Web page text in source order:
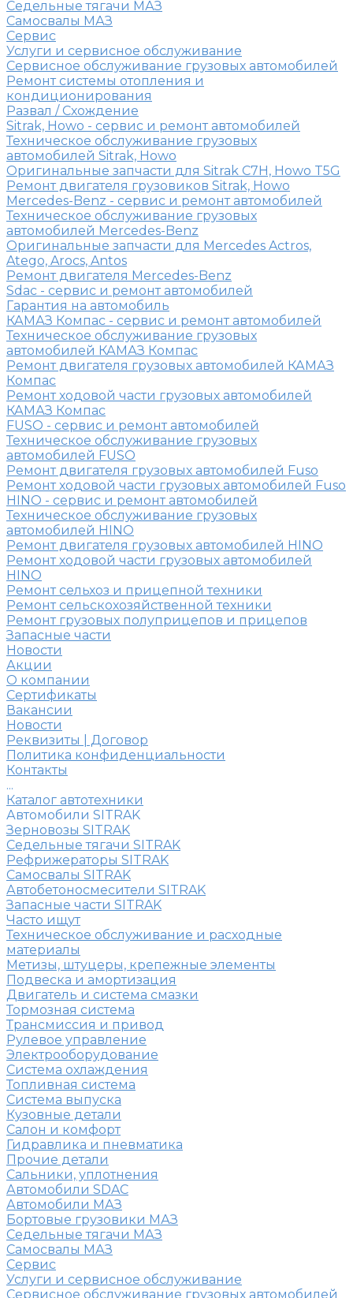
Седельные тягачи МАЗ
Самосвалы МАЗ
Сервис
Услуги и сервисное обслуживание
Сервисное обслуживание грузовых автомобилей
Ремонт системы отопления и
кондиционирования
Развал / Схождение
Sitrak, Howo - сервис и ремонт автомобилей
Техническое обслуживание грузовых
автомобилей Sitrak, Howo
Оригинальные запчасти для Sitrak C7H, Howo T5G
Ремонт двигателя грузовиков Sitrak, Howo
Mercedes-Benz - сервис и ремонт автомобилей
Техническое обслуживание грузовых
автомобилей Mercedes-Benz
Оригинальные запчасти для Mercedes Actros,
Atego, Arocs, Antos
Ремонт двигателя Mercedes-Benz
Sdac - сервис и ремонт автомобилей
Гарантия на автомобиль
КАМАЗ Компас - сервис и ремонт автомобилей
Техническое обслуживание грузовых
автомобилей КАМАЗ Компас
Ремонт двигателя грузовых автомобилей КАМАЗ
Компас
Ремонт ходовой части грузовых автомобилей
КАМАЗ Компас
FUSO - сервис и ремонт автомобилей
Техническое обслуживание грузовых
автомобилей FUSO
Ремонт двигателя грузовых автомобилей Fuso
Ремонт ходовой части грузовых автомобилей Fuso
HINO - сервис и ремонт автомобилей
Техническое обслуживание грузовых
автомобилей HINO
Ремонт двигателя грузовых автомобилей HINO
Ремонт ходовой части грузовых автомобилей
HINO
Ремонт сельхоз и прицепной техники
Ремонт сельскохозяйственной техники
Ремонт грузовых полуприцепов и прицепов
Запасные части
Новости
Акции
О компании
Сертификаты
Вакансии
Новости
Реквизиты | Договор
Политика конфиденциальности
Контакты
...
Каталог автотехники
Автомобили SITRAK
Зерновозы SITRAK
Седельные тягачи SITRAK
Рефрижераторы SITRAK
Самосвалы SITRAK
Автобетоносмесители SITRAK
Запасные части SITRAK
Часто ищут
Техническое обслуживание и расходные
материалы
Метизы, штуцеры, крепежные элементы
Подвеска и амортизация
Двигатель и система смазки
Тормозная система
Трансмиссия и привод
Рулевое управление
Электрооборудование
Система охлаждения
Топливная система
Система выпуска
Кузовные детали
Салон и комфорт
Гидравлика и пневматика
Прочие детали
Сальники, уплотнения
Автомобили SDAC
Автомобили МАЗ
Бортовые грузовики МАЗ
Седельные тягачи МАЗ
Самосвалы МАЗ
Сервис
Услуги и сервисное обслуживание
Сервисное обслуживание грузовых автомобилей